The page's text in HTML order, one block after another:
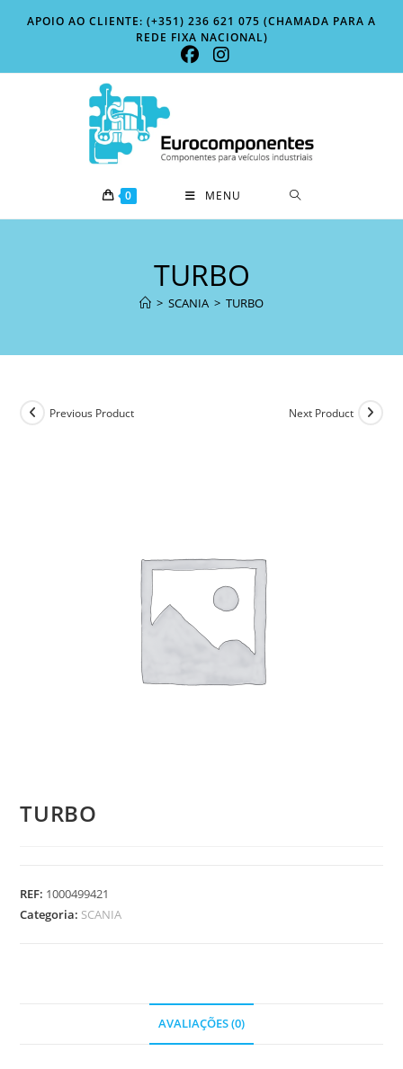
APOIO AO CLIENTE: (+351) 236 621 075 (CHAMADA PARA A
REDE FIXA NACIONAL)
0 MENU
TURBO
> SCANIA > TURBO
Previous Product Next Product
TURBO
REF: 1000499421
Categoria: SCANIA
AVALIAÇÕES (0)